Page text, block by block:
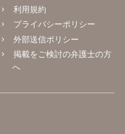
利用規約
プライバシーポリシー
外部送信ポリシー
掲載をご検討の弁護士の方
へ